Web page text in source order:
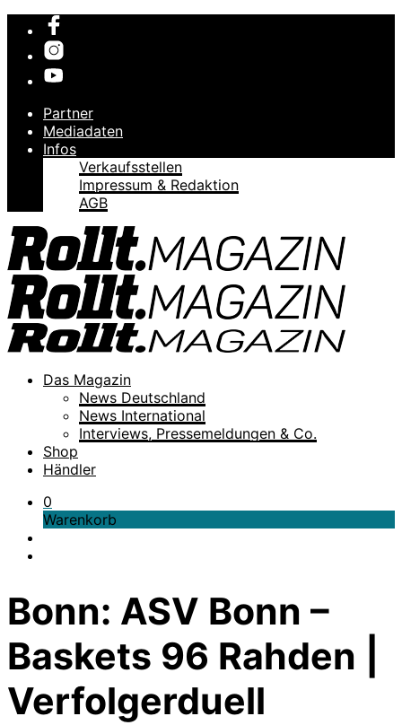
Partner
Mediadaten
Infos
Verkaufsstellen
Impressum & Redaktion
AGB
Das Magazin
News Deutschland
News International
Interviews, Pressemeldungen & Co.
Shop
Händler
0
Warenkorb
Bonn: ASV Bonn –
Baskets 96 Rahden |
Verfolgerduell